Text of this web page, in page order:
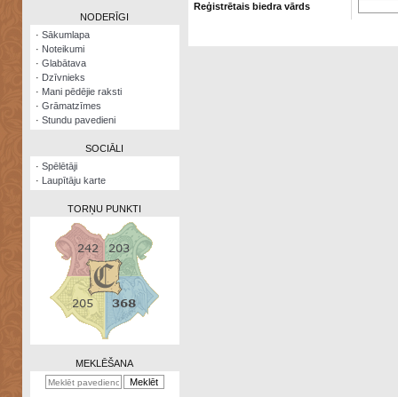
Visatcera
almanahs
Arhīvs
Zināšanu
NODERĪGI
· Sākumlapa
· Noteikumi
· Glabātava
· Dzīvnieks
· Mani pēdējie raksti
· Grāmatzīmes
· Stundu pavedieni
SOCIĀLI
· Spēlētāji
· Laupītāju karte
TORŅU PUNKTI
MEKLĒŠANA
Reģistrētais biedra vārds